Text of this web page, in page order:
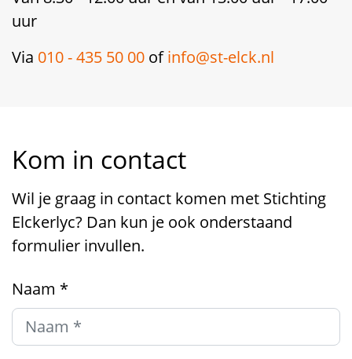
uur
Via 010 - 435 50 00 ofinfo@st-elck.nl
Kom in contact
Wil je graag in contact komen met Stichting
Elckerlyc? Dan kun je ook onderstaand
formulier invullen.
Naam *